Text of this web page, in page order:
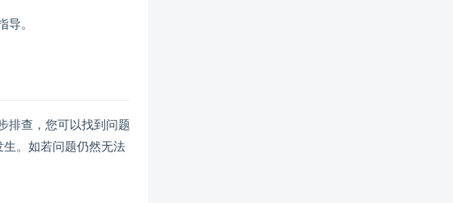
。
排查，您可以找到问题
。如若问题仍然无法